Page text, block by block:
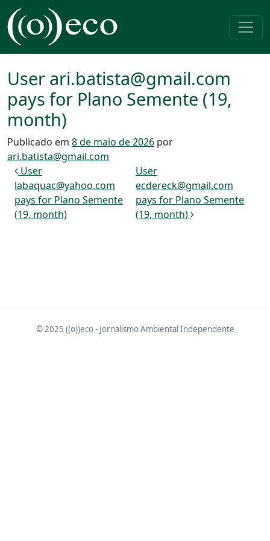
Pular para o conteúdo
Navegação principal
User ari.batista@gmail.com
pays for Plano Semente (19,
month)
Publicado em 8 de maio de 2026 por
ari.batista@gmail.com
Navegação de post
User
labaquac@yahoo.com
pays for Plano Semente
(19, month)
User
ecdereck@gmail.com
pays for Plano Semente
(19, month)
© 2025 ((o))eco - Jornalismo Ambiental Independente